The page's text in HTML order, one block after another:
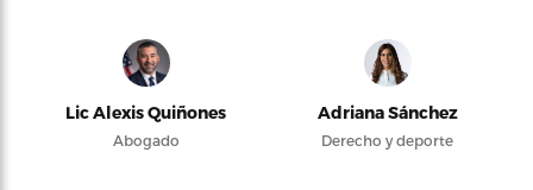
Lic Alexis Quiñones
Abogado
Adriana Sánchez
Derecho y deporte